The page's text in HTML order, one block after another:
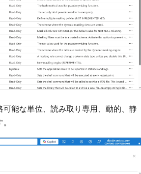
能な単位、読み取り専用、動的、静